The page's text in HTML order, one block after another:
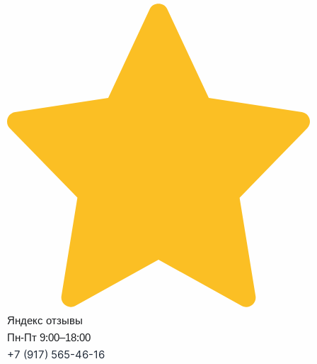
Яндекс отзывы
Пн-Пт 9:00–18:00
+7 (917) 565-46-16